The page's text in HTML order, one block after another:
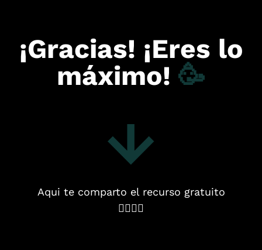
¡Gracias! ¡Eres lo
máximo! 🥳
Aqui te comparto el recurso gratuito
👇🏻👇🏻